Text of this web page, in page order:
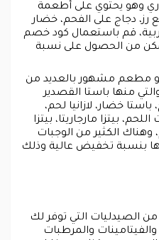
وهو يحتوي على أطعمة
دجاج على الفحم، خضار
قم باستعمال كود خصم
من الحصول على نسبة
مطعم مشهور بالعديد من
منها باستا القصدير
باستا خضار، لازانيا لحم،
بيتزا مارجاريتا، بيتزا
وهناك الكثير من الوجبات
بنسبة تخفيض عالية وذلك
الصيدليات التي توفر لك
والمرطبات